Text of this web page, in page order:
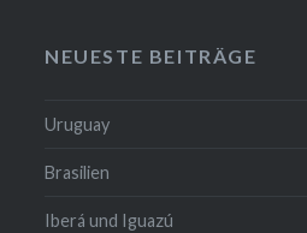
NEUESTE BEITRÄGE
Uruguay
Brasilien
Iberá und Iguazú